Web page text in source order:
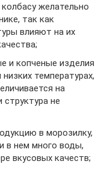
желательно
так как
влияют на их
и копченые изделия
температурах,
на
структура не
в морозилку,
в нем много воды,
вкусовых качеств;